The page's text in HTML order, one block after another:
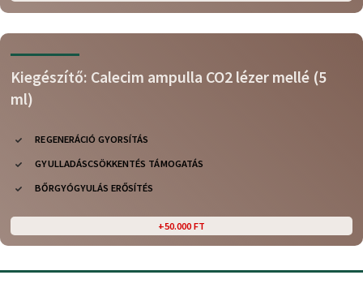
Kiegészítő: Calecim ampulla CO2 lézer mellé (5
ml)
REGENERÁCIÓ GYORSÍTÁS
GYULLADÁSCSÖKKENTÉS TÁMOGATÁS
BŐRGYÓGYULÁS ERŐSÍTÉS
+50.000 FT